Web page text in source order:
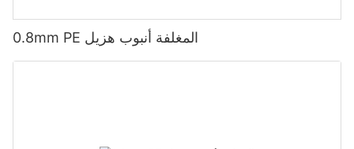
0.8mm PE المغلفة أنبوب هزيل